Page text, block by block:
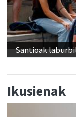
Santioak
Ikusienak